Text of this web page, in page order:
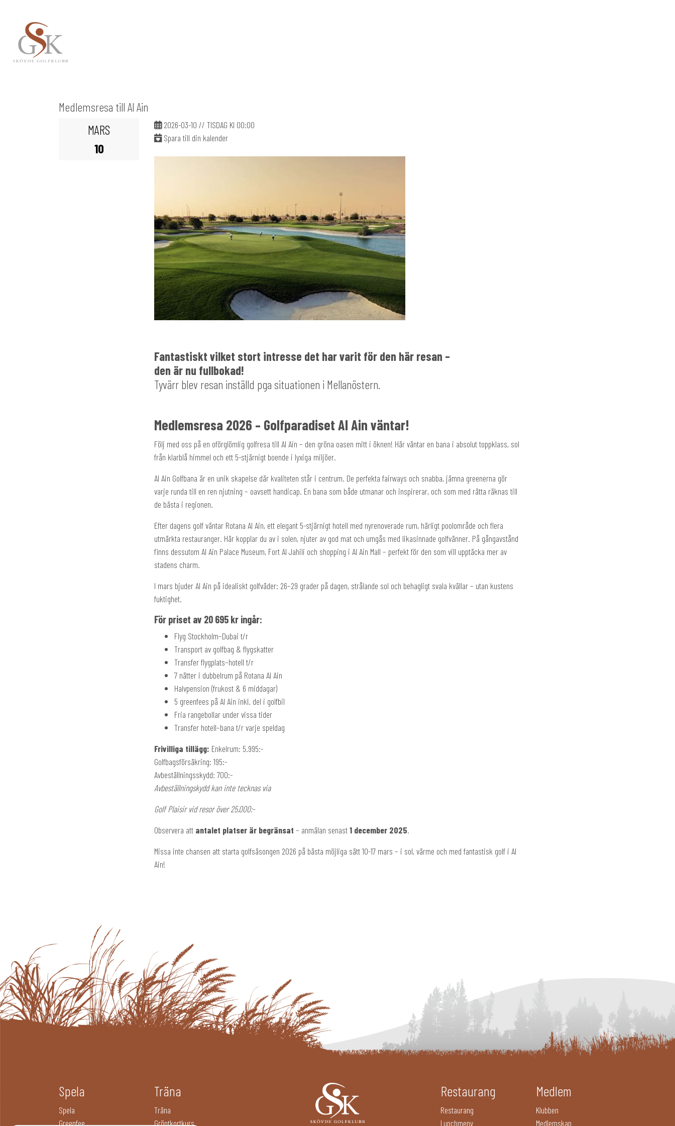
Medlemsresa till Al Ain
MARS
10
2026-03-10 // TISDAG Kl 00:00
Spara till din kalender
Fantastiskt vilket stort intresse det har varit för den här resan –
den är nu fullbokad!
Tyvärr blev resan inställd pga situationen i Mellanöstern.
Medlemsresa 2026 – Golfparadiset Al Ain väntar!
Följ med oss på en oförglömlig golfresa till Al Ain – den gröna oasen mitt i öknen! Här väntar en bana i absolut toppklass, sol
från klarblå himmel och ett 5-stjärnigt boende i lyxiga miljöer.
Al Ain Golfbana är en unik skapelse där kvaliteten står i centrum. De perfekta fairways och snabba, jämna greenerna gör
varje runda till en ren njutning – oavsett handicap. En bana som både utmanar och inspirerar, och som med rätta räknas till
de bästa i regionen.
Efter dagens golf väntar Rotana Al Ain, ett elegant 5-stjärnigt hotell med nyrenoverade rum, härligt poolområde och flera
utmärkta restauranger. Här kopplar du av i solen, njuter av god mat och umgås med likasinnade golfvänner. På gångavstånd
finns dessutom Al Ain Palace Museum, Fort Al Jahili och shopping i Al Ain Mall – perfekt för den som vill upptäcka mer av
stadens charm.
I mars bjuder Al Ain på idealiskt golfväder: 26–29 grader på dagen, strålande sol och behagligt svala kvällar – utan kustens
fuktighet.
För priset av 20 695 kr ingår:
Flyg Stockholm–Dubai t/r
Transport av golfbag & flygskatter
Transfer flygplats–hotell t/r
7 nätter i dubbelrum på Rotana Al Ain
Halvpension (frukost & 6 middagar)
5 greenfees på Al Ain inkl. del i golfbil
Fria rangebollar under vissa tider
Transfer hotell–bana t/r varje speldag
Frivilliga tillägg: Enkelrum: 5.995:-
Golfbagsförsäkring: 195:-
Avbeställningsskydd: 700:-
Avbeställningskydd kan inte tecknas via
Golf Plaisir vid resor över 25.000:-
Observera att antalet platser är begränsat – anmälan senast1 december 2025.
Missa inte chansen att starta golfsäsongen 2026 på bästa möjliga sätt 10-17 mars – i sol, värme och med fantastisk golf i Al
Ain!
Spela
Spela
Greenfee
Träna
Träna
Gröntkortkurs
Restaurang
Restaurang
Lunchmeny
Medlem
Klubben
Medlemskap